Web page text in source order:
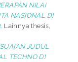
NILAI
NASIONAL DI
Lainnya thesis,
JUDUL
TECHNO DI